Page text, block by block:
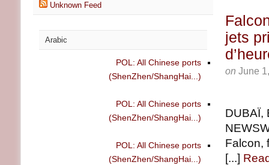
jets
on June
DUBAÏ,
Falcon,
[...]
Unknown Feed
Arabic
POL: All Chinese ports
(ShenZhen/ShangHai...)
POL: All Chinese ports
(ShenZhen/ShangHai...)
POL: All Chinese ports
(ShenZhen/ShangHai...)